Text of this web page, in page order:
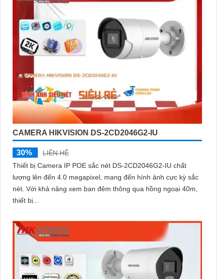
CAMERA HIKVISION DS-2CD2046G2-IU
30%
LIÊN HỆ
Thiết bị Camera IP POE sắc nét DS-2CD2046G2-IU chất
lượng lên đến 4.0 megapixel, mang đến hình ảnh cực kỳ sắc
nét. Với khả năng xem ban đêm thông qua hồng ngoại 40m,
thiết bị...